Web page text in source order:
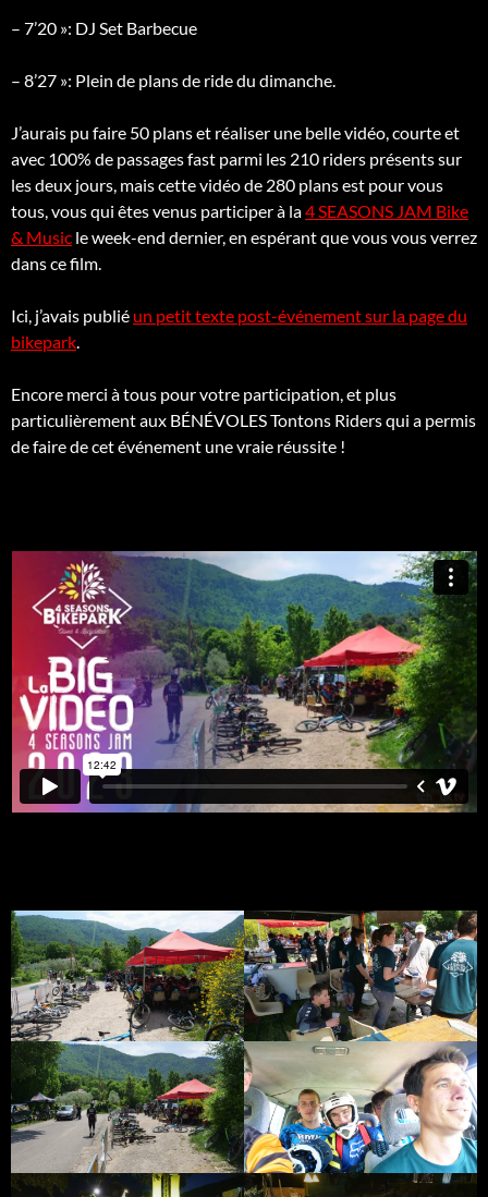
– 7’20 »: DJ Set Barbecue
– 8’27 »: Plein de plans de ride du dimanche.
J’aurais pu faire 50 plans et réaliser une belle vidéo, courte et
avec 100% de passages fast parmi les 210 riders présents sur
les deux jours, mais cette vidéo de 280 plans est pour vous
tous, vous qui êtes venus participer à la4 SEASONS JAM Bike
& Music le week-end dernier, en espérant que vous vous verrez
dans ce film.
Ici, j’avais publié un petit texte post-événement sur la page du
bikepark.
Encore merci à tous pour votre participation, et plus
particulièrement aux BÉNÉVOLES Tontons Riders qui a permis
de faire de cet événement une vraie réussite !